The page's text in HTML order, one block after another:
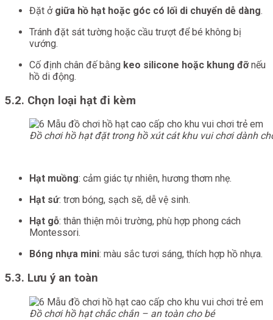
Đặt ở giữa hồ hạt hoặc góc có lối di chuyển dễ dàng.
Tránh đặt sát tường hoặc cầu trượt để bé không bị
vướng.
Cố định chân đế bằng keo silicone hoặc khung đỡnếu
hồ di động.
5.2. Chọn loại hạt đi kèm
Đồ chơi hồ hạt đặt trong hồ xút cát khu vui chơi dành
Hạt muồng: cảm giác tự nhiên, hương thơm nhẹ.
Hạt sứ: trơn bóng, sạch sẽ, dễ vệ sinh.
Hạt gỗ: thân thiện môi trường, phù hợp phong cách
Montessori.
Bóng nhựa mini: màu sắc tươi sáng, thích hợp hồ nhựa.
5.3. Lưu ý an toàn
Đồ chơi hồ hạt chắc chắn – an toàn cho bé